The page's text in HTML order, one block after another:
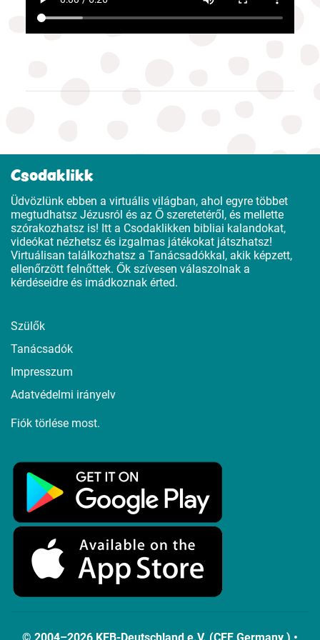
Csodaklikk
Üdvözlünk ebben a virtuális világban, ahol egyre többet
megtudhatsz Jézusról és az Ő szeretetéről, és mellette
szórakozhatsz is! Itt a Csodaklikken bibliai kalandokat,
videókat nézhetsz és izgalmas játékokat játszhatsz!
Virtuálisan találkozhatsz a Tanácsadókkal, akik képzett,
ellenőrzött felnőttek. Ők szívesen válaszolnak a
kérdéseidre és imádkoznak érted.
Szülők
Tanácsadók
Impresszum
Adatvédelmi irányelv
Fiók törlése most.
© 2004–2026 KEB-Deutschland e.V. (CEF Germany ) •